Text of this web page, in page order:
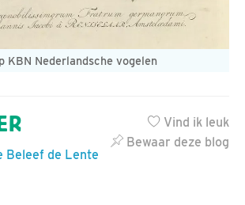
KBN Nederlandsche vogelen
Vind ik leuk
Bewaar deze blog
Beleef de Lente